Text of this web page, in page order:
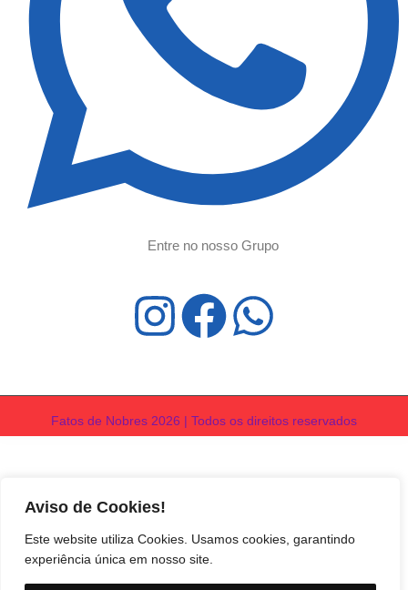
Aviso de Cookies!
Este website utiliza Cookies. Usamos cookies, garantindo
experiência única em nosso site.
Entre no nosso Grupo
Fatos de Nobres 2026 | Todos os direitos reservados